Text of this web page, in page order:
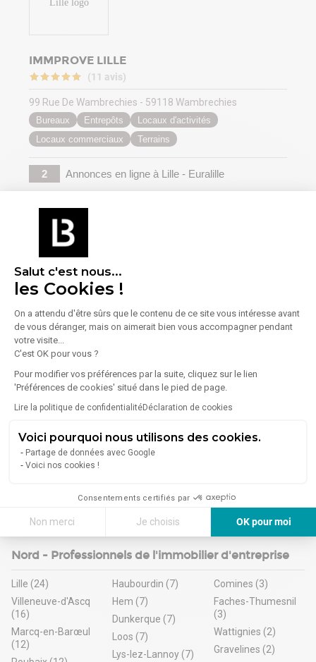
Salut c'est nous...
les Cookies !
On a attendu d'être sûrs que le contenu de ce site vous intéresse avant
de vous déranger, mais on aimerait bien vous accompagner pendant
votre visite...
C'est OK pour vous ?
Pour modifier vos préférences par la suite, cliquez sur le lien
'Préférences de cookies' situé dans le pied de page.
Lire la politique de confidentialitéDéclaration de cookies
Voici pourquoi nous utilisons des cookies.
Partage de données avec Google
Voici nos cookies !
Consentements certifiés par
Non merci Je choisis
OK pour moi
Notre plateforme vous permet d'adapter et de gérer vos paramètres
IMMPROVE LILLE
(11 avis)
99 Rue De Wambrechies - 59118 Wambrechies
Bureaux Entrepôts
Locaux d'activités
Locaux commerciaux
Terrains
2 Annonces en ligneà Lille - Euralille
Voir la vitrine
185 Avenue Charles De Gaulle - 92200 Neuilly-sur-Seine
Bureaux Coworking
1 Annonce en ligneà Lille - Euralille
Nord - Professionnels de l'immobilier d'entreprise
Lille (24)
Villeneuve-d'Ascq
(16)
Marcq-en-Barœul
(12)
Haubourdin (7)
Hem (7)
Dunkerque (7)
Loos (7)
Lys-lez-Lannoy (7)
Comines (3)
Faches-Thumesnil
(3)
Wattignies (2)
Gravelines (2)